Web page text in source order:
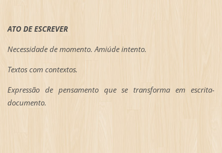
ATO DE ESCREVER
Necessidade de momento. Amiúde intento.
Textos com contextos.
Expressão de pensamento que se transforma em escrita-
documento.